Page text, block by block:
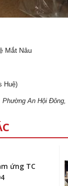
Mắt Nâu
Huệ)
An Hội Đông,
ứng TC